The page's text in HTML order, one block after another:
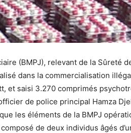
(BMPJ), relevant de la Sûreté
dans la commercialisation
et saisi 3.270 comprimés
de police principal Hamza
les éléments de la BMPJ
de deux individus âgés